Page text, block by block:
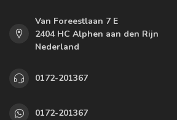
Van Foreestlaan 7 E
2404 HC Alphen aan den Rijn
Nederland
0172-201367
0172-201367